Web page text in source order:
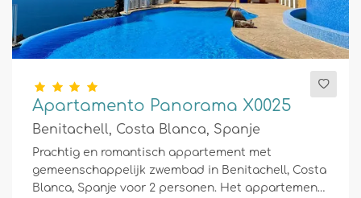
Apartamento Panorama X0025
Benitachell, Costa Blanca, Spanje
Prachtig en romantisch appartement met
gemeenschappelijk zwembad in Benitachell, Costa
Blanca, Spanje voor 2 personen. Het appartement